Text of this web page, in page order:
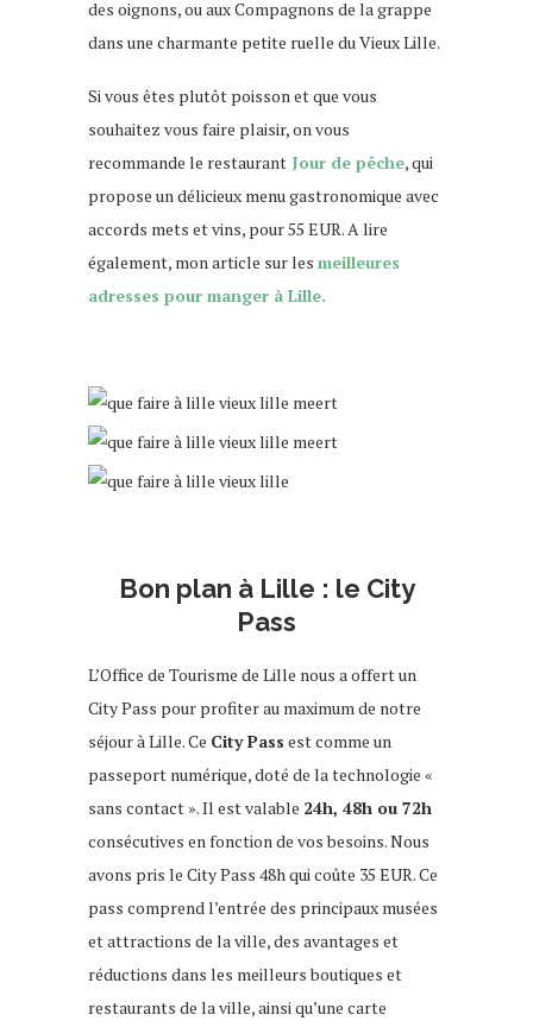
des oignons, ou aux Compagnons de la grappe
dans une charmante petite ruelle du Vieux Lille.
Si vous êtes plutôt poisson et que vous
souhaitez vous faire plaisir, on vous
recommande le restaurant Jour de pêche, qui
propose un délicieux menu gastronomique avec
accords mets et vins, pour 55 EUR. A lire
également, mon article sur les meilleures
adresses pour manger à Lille.
Bon plan à Lille : le City
Pass
L’Office de Tourisme de Lille nous a offert un
City Pass pour profiter au maximum de notre
séjour à Lille. Ce City Pass est comme un
passeport numérique, doté de la technologie «
sans contact ». Il est valable 24h, 48h ou 72h
consécutives en fonction de vos besoins. Nous
avons pris le City Pass 48h qui coûte 35 EUR. Ce
pass comprend l’entrée des principaux musées
et attractions de la ville, des avantages et
réductions dans les meilleurs boutiques et
restaurants de la ville, ainsi qu’une carte